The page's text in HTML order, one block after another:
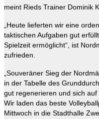
meint Rieds Trainer Dominik
„Heute lieferten wir eine
taktischen Aufgaben gut
Spielzeit ermöglicht“, ist
zufrieden.
„Souveräner Sieg der
in der Tabelle des
gut regenerieren und sich
Wir laden das beste
Mittwoch in die Stadthalle